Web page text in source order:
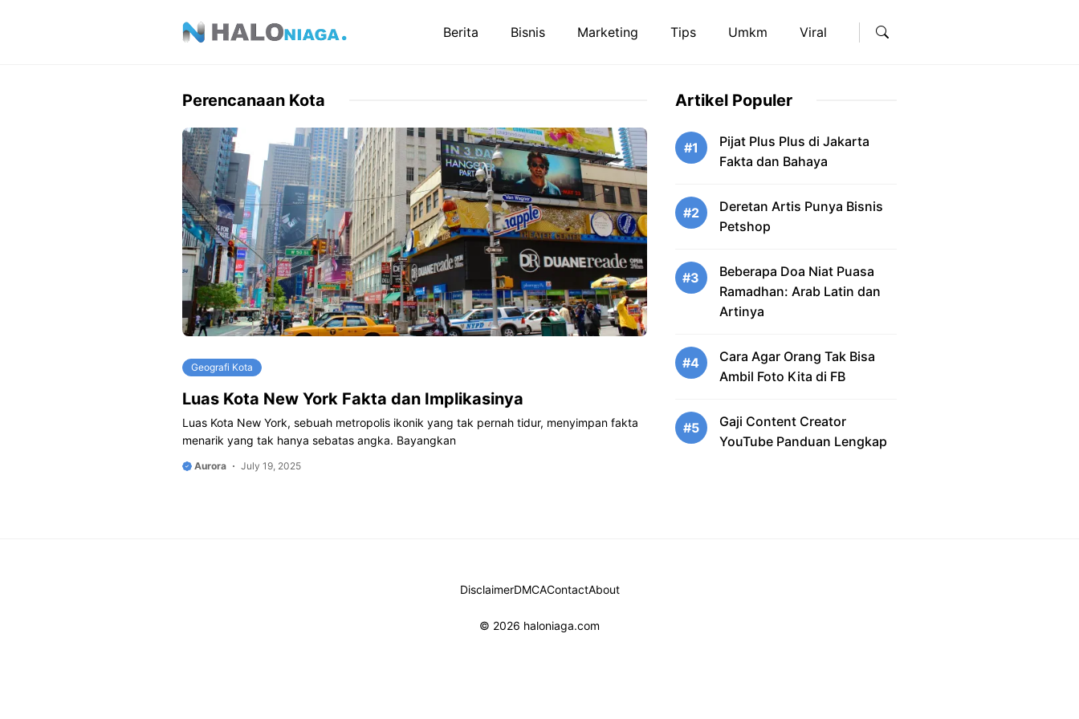
Berita Bisnis Marketing Tips Umkm Viral
Perencanaan Kota
Geografi Kota
Luas Kota New York Fakta dan Implikasinya
Luas Kota New York, sebuah metropolis ikonik yang tak pernah tidur, menyimpan fakta
menarik yang tak hanya sebatas angka. Bayangkan
Aurora July 19, 2025
Artikel Populer
#1
Pijat Plus Plus di Jakarta
Fakta dan Bahaya
#2
Deretan Artis Punya Bisnis
Petshop
#3
Beberapa Doa Niat Puasa
Ramadhan: Arab Latin dan
Artinya
#4
Cara Agar Orang Tak Bisa
Ambil Foto Kita di FB
#5
Gaji Content Creator
YouTube Panduan Lengkap
DisclaimerDMCAContactAbout
© 2026 haloniaga.com